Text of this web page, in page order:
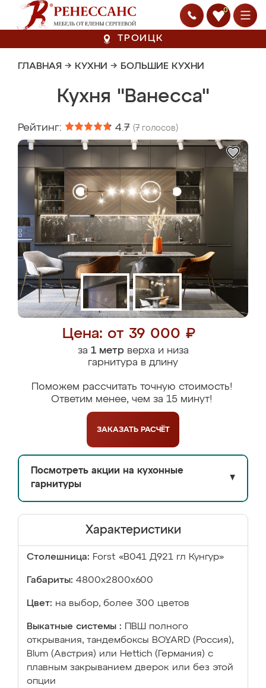
0
ТРОИЦК
ГЛАВНАЯ → КУХНИ → БОЛЬШИЕ КУХНИ
Кухня "Ванесса"
Рейтинг: 4.7 (7 голосов)
Цена: от 39 000 ₽
за 1 метрверха и низа
гарнитура в длину
Поможем рассчитать точную стоимость!
Ответим менее, чем за 15 минут!
ЗАКАЗАТЬ РАСЧЁТ
Посмотреть акции на кухонные
гарнитуры
▼
Характеристики
Столешница: Forst «В041 Д921 гл Кунгур»
Габариты: 4800х2800х600
Цвет: на выбор, более 300 цветов
Выкатные системы :
ПВШ полного
открывания, тандембоксы BOYARD (Россия),
Blum (Австрия) или Hettich (Германия) с
плавным закрыванием дверок или без этой
опции